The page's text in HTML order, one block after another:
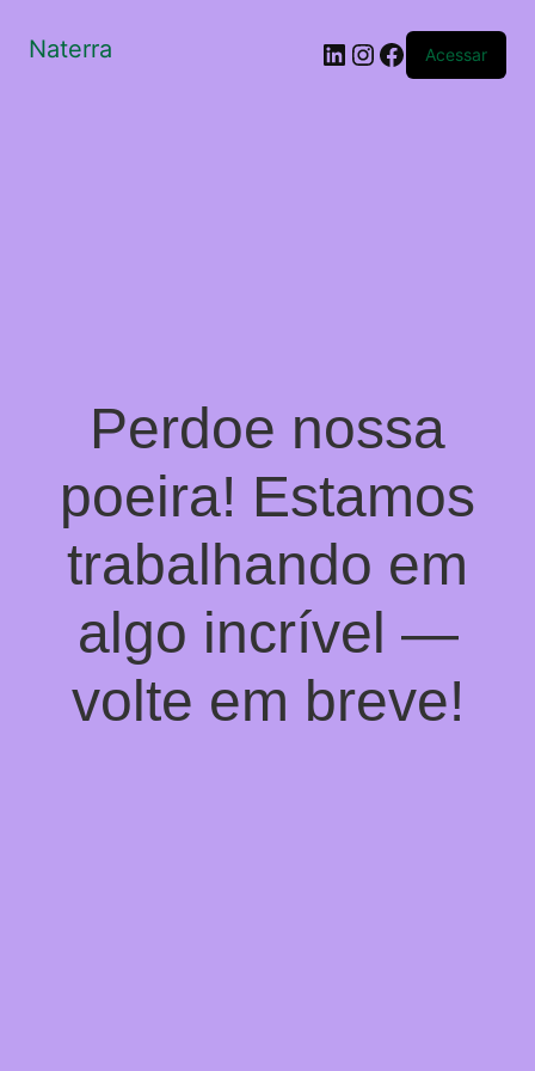
Naterra LinkedIn
Instagram
Facebook
Acessar
Perdoe nossa
poeira! Estamos
trabalhando em
algo incrível —
volte em breve!